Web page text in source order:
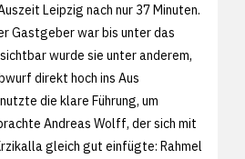
Leipzig nach nur 37 Minuten.
Gastgeber war bis unter das
wurde sie unter anderem,
direkt hoch ins Aus
die klare Führung, um
Andreas Wolff, der sich mit
gleich gut einfügte: Rahmel